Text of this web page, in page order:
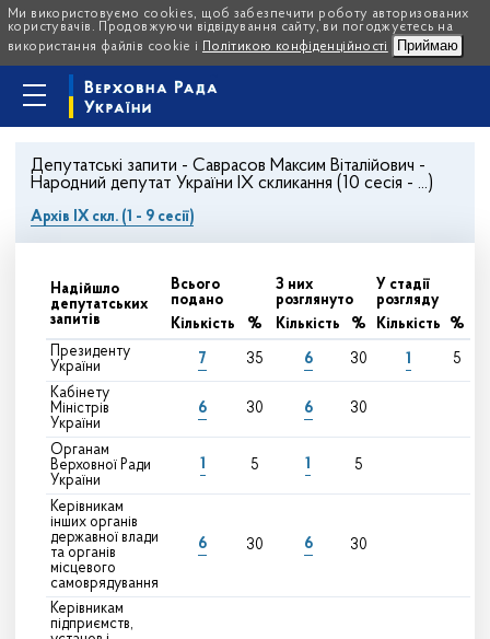
Ми використовуємо cookies, щоб забезпечити роботу авторизованих
користувачів. Продовжуючи відвідування сайту, ви погоджуєтесь на
використання файлів cookie і
Політикою конфіденційності Приймаю
Депутатські запити - Саврасов Максим Віталійович -
Народний депутат України IX скликання (10 сесія - ...)
Архів IX скл. (1 - 9 сесії)
Надійшло
депутатських
запитів
Всього
подано
З них
розглянуто
У стадії
розгляду
Кількість
% Кількість % Кількість
%
Президенту
України
7 35 6 30 1 5
Кабінету
Міністрів
України
6 30 6 30
Органам
Верховної Ради
України
1 5 1 5
Керівникам
інших органів
державної влади
та органів
місцевого
самоврядування
6 30 6 30
Керівникам
підприємств,